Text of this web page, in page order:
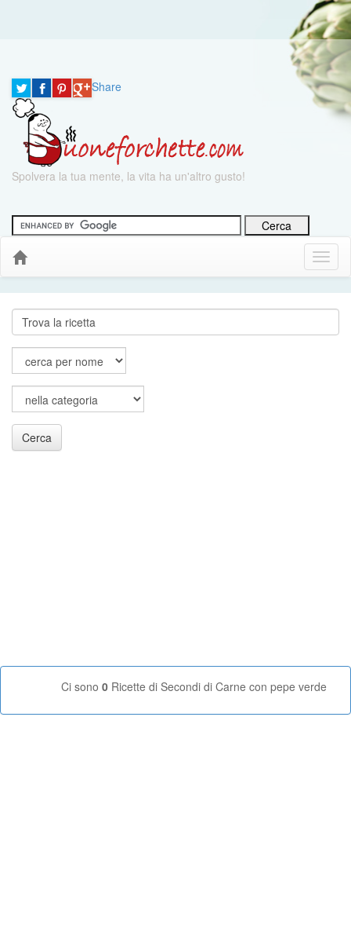
Share
Spolvera la tua mente, la vita ha un'altro gusto!
Menu
Down
Cerca
Cerca
Ci sono 0 Ricette di Secondi di Carne con pepe verde